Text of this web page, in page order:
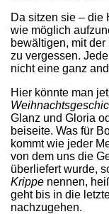
Da sitzen sie – die
wie möglich
bewältigen, mit
zu vergessen.
nicht eine ganz
Hier könnte man
Glanz und Gloria
beiseite. Was für
kommt wie jeder
von dem uns die
überliefert wurde,
Krippe nennen,
geht bis in die
nachzugehen.